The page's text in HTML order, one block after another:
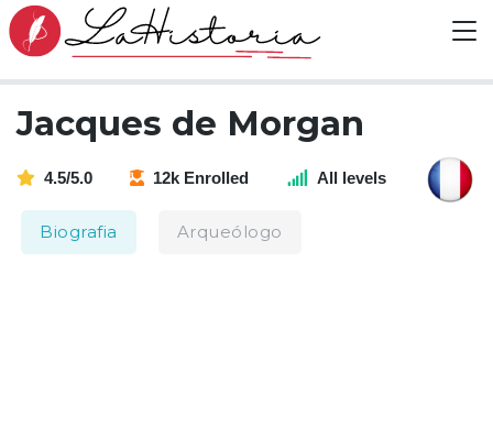
Jacques de Morgan
4.5/5.0 12k Enrolled All levels
Biografia Arqueólogo